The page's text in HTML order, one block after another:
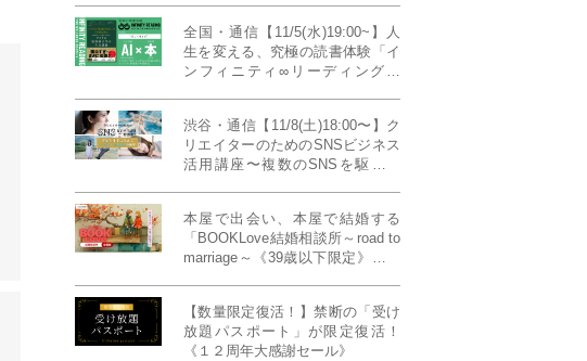
全国・通信【11/5(水)19:00~】人
生を変える、究極の読書体験「イ
ンフィニティ∞リーディング／
MILLENNIUM THINKING アメリ
カ最高峰大学の人気講義』
渋谷・通信【11/8(土)18:00〜】ク
リエイターのためのSNSビジネス
活用講座〜複数のSNSを駆使し
成ラボPresents》
本屋で出会い、本屋で結婚する
「BOOKLove結婚相談所～road to
marriage～《39歳以下限定》」全
【数量限定復活！】禁断の「受け
放題パスポート」が限定復活！
《１２周年大感謝セール》